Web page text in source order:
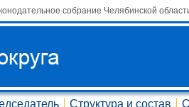
собрание Челябинской
Структура и состав